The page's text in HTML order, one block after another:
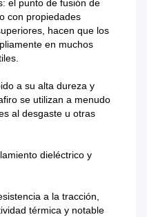
el punto de fusión de
con propiedades
hacen que los
en muchos
a su alta dureza y
se utilizan a menudo
al desgaste u otras
dieléctrico y
a la tracción,
térmica y notable